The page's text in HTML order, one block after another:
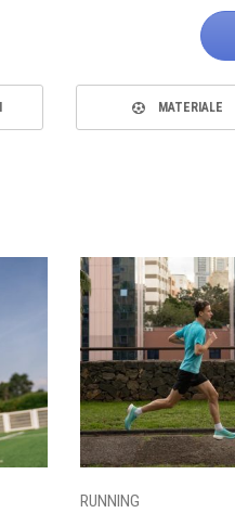
MATERIALE
RUNNING